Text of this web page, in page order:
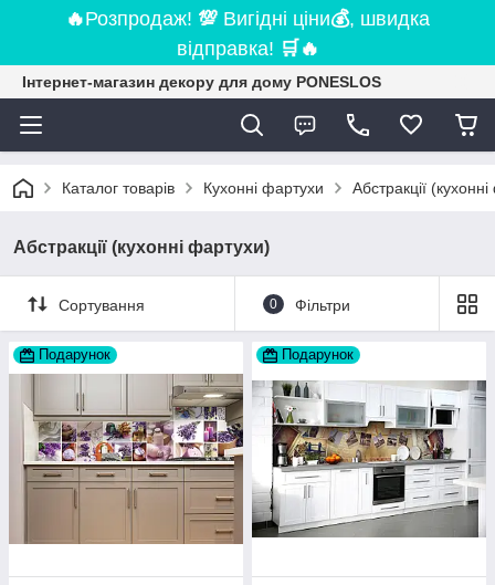
🔥Розпродаж! 💯 Вигідні ціни💰, швидка
відправка! 🛒 🔥
Інтернет-магазин декору для дому PONESLOS
Каталог товарів Кухонні фартухи Абстракції
Абстракції (кухонні фартухи)
Сортування 0 Фільтри
Подарунок Подарунок